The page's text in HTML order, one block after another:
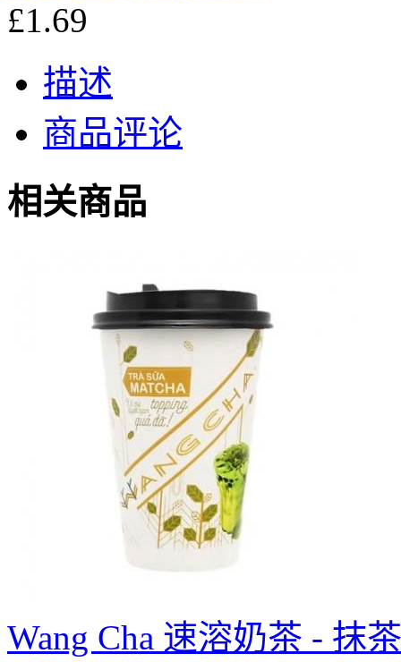
£1.69
描述
商品评论
相关商品
Wang Cha 速溶奶茶 - 抹